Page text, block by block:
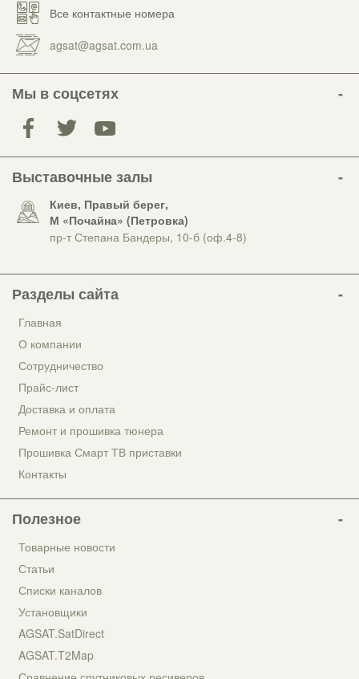
Все контактные номера
agsat@agsat.com.ua
Мы в соцсетях
Выставочные залы
Киев, Правый берег,
М «Почайна» (Петровка)
пр-т Степана Бандеры, 10-б (оф.4-8)
Разделы сайта
Главная
О компании
Сотрудничество
Прайс-лист
Доставка и оплата
Ремонт и прошивка тюнера
Прошивка Смарт ТВ приставки
Контакты
Полезное
Товарные новости
Статьи
Списки каналов
Установщики
AGSAT.SatDirect
AGSAT.T2Map